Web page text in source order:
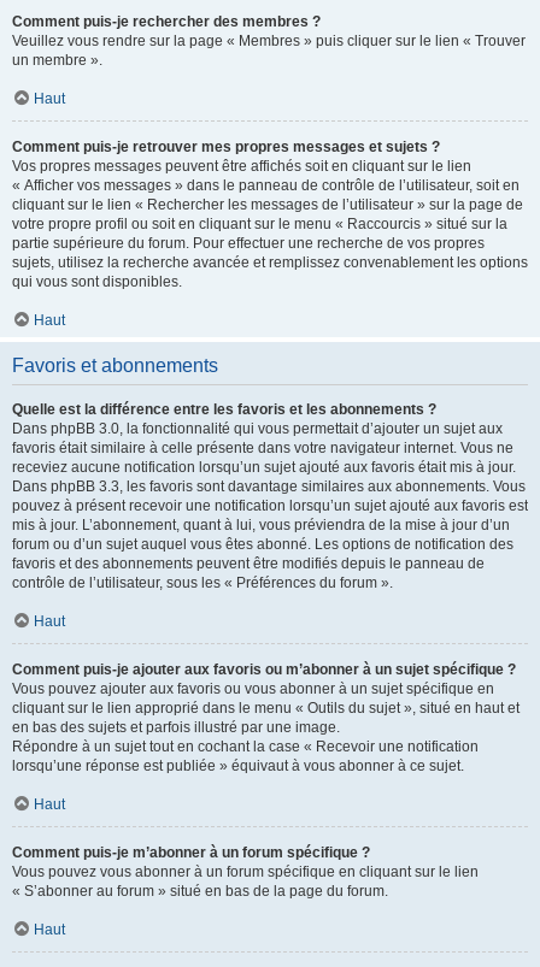
Comment puis-je rechercher des membres ?
Veuillez vous rendre sur la page « Membres » puis cliquer sur le lien « Trouver
un membre ».
Haut
Comment puis-je retrouver mes propres messages et sujets ?
Vos propres messages peuvent être affichés soit en cliquant sur le lien
« Afficher vos messages » dans le panneau de contrôle de l’utilisateur, soit en
cliquant sur le lien « Rechercher les messages de l’utilisateur » sur la page de
votre propre profil ou soit en cliquant sur le menu « Raccourcis » situé sur la
partie supérieure du forum. Pour effectuer une recherche de vos propres
sujets, utilisez la recherche avancée et remplissez convenablement les options
qui vous sont disponibles.
Haut
Favoris et abonnements
Quelle est la différence entre les favoris et les abonnements ?
Dans phpBB 3.0, la fonctionnalité qui vous permettait d’ajouter un sujet aux
favoris était similaire à celle présente dans votre navigateur internet. Vous ne
receviez aucune notification lorsqu’un sujet ajouté aux favoris était mis à jour.
Dans phpBB 3.3, les favoris sont davantage similaires aux abonnements. Vous
pouvez à présent recevoir une notification lorsqu’un sujet ajouté aux favoris est
mis à jour. L’abonnement, quant à lui, vous préviendra de la mise à jour d’un
forum ou d’un sujet auquel vous êtes abonné. Les options de notification des
favoris et des abonnements peuvent être modifiés depuis le panneau de
contrôle de l’utilisateur, sous les « Préférences du forum ».
Haut
Comment puis-je ajouter aux favoris ou m’abonner à un sujet spécifique ?
Vous pouvez ajouter aux favoris ou vous abonner à un sujet spécifique en
cliquant sur le lien approprié dans le menu « Outils du sujet », situé en haut et
en bas des sujets et parfois illustré par une image.
Répondre à un sujet tout en cochant la case « Recevoir une notification
lorsqu’une réponse est publiée » équivaut à vous abonner à ce sujet.
Haut
Comment puis-je m’abonner à un forum spécifique ?
Vous pouvez vous abonner à un forum spécifique en cliquant sur le lien
« S’abonner au forum » situé en bas de la page du forum.
Haut